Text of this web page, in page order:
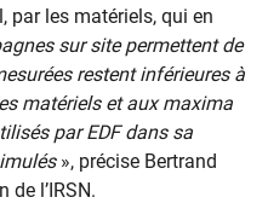
par les matériels, qui en
sur site permettent de
restent inférieures à
matériels et aux maxima
par EDF dans sa
», précise Bertrand
de l’IRSN.